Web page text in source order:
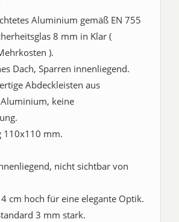
Aluminium gemäß EN 755
8 mm in Klar (
).
Dach, Sparren innenliegend.
Abdeckleisten aus
keine
110x110 mm.
nicht sichtbar von
cm hoch für eine elegante Optik.
3 mm stark.